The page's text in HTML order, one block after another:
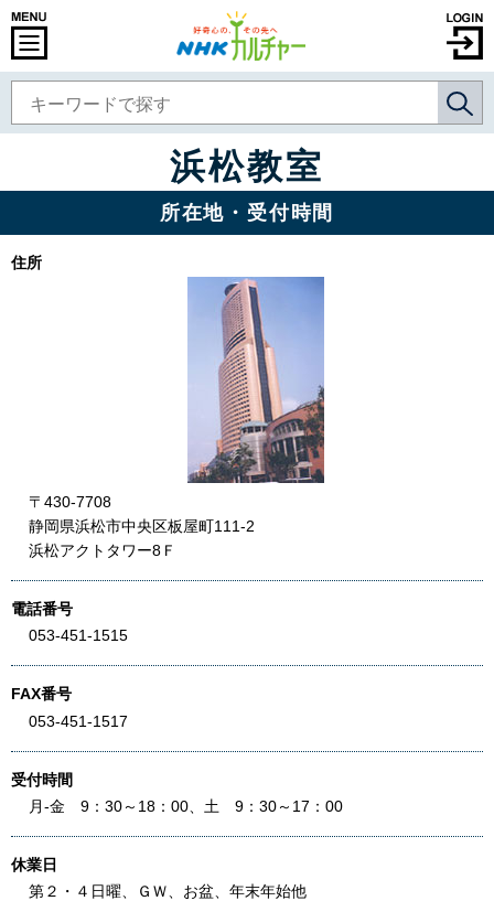
浜松教室
所在地・受付時間
住所
〒430-7708
静岡県浜松市中央区板屋町111-2
浜松アクトタワー8Ｆ
電話番号
053-451-1515
FAX番号
053-451-1517
受付時間
月-金 9：30～18：00、土 9：30～17：00
休業日
第２・４日曜、ＧＷ、お盆、年末年始他